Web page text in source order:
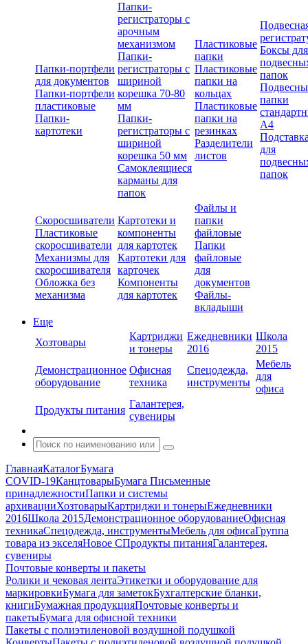
Папки-портфели
для документов
Папки-портфели
пластиковые
Папки-
картотеки
Папки-
регистраторы с
арочным
механизмом
Папки-
регистраторы с
шириной
корешка 70-80
мм
Папки-
регистраторы с
шириной
корешка 50 мм
Самоклеящиеся
карманы для
папок
Пластиковые
папки
Пластиковые
папки на
кольцах
Пластиковые
папки на
резинках
Разделители
листов
Боксы для
папок
папки
А4
для
папок
Скоросшиватели
Пластиковые
скоросшиватели
Механизмы для
скоросшивателя
Обложка без
механизма
Картотеки и
компоненты
для картотек
Картотеки для
карточек
Компоненты
для картотек
Файлы и
папки
файловые
Папки
файловые
для
документов
Файлы-
вкладыши
Еще
Хозтовары
Картриджи
и тонеры
Ежедневники
2016
Школа
2015
Демонстрационное
оборудование
Офисная
техника
Спецодежда,
инструменты
Мебель
для
офиса
Продукты питания
Галантерея,
сувениры
ГлавнаяКаталогБумага
COVID-19КанцтоварыБумага Письменные
принадлежностиПапки и системы
архивацииХозтоварыКартриджи и тонерыЕжедневники
2016Школа 2015Демонстрационное оборудованиеОфисная
техникаСпецодежда, инструментыМебель для офисаГруппа
товара из экселяНовое СПродукты питанияГалантерея,
сувениры
Почтовые конверты и пакеты
Ролики и чековая лентаЭтикетки и оборудование для
маркировкиБумага для заметокБухгалтерские бланки,
книгиБумажная продукцияПочтовые конверты и
пакетыБумага для офисной техники
Пакеты с полиэтиленовой воздушной подушкой